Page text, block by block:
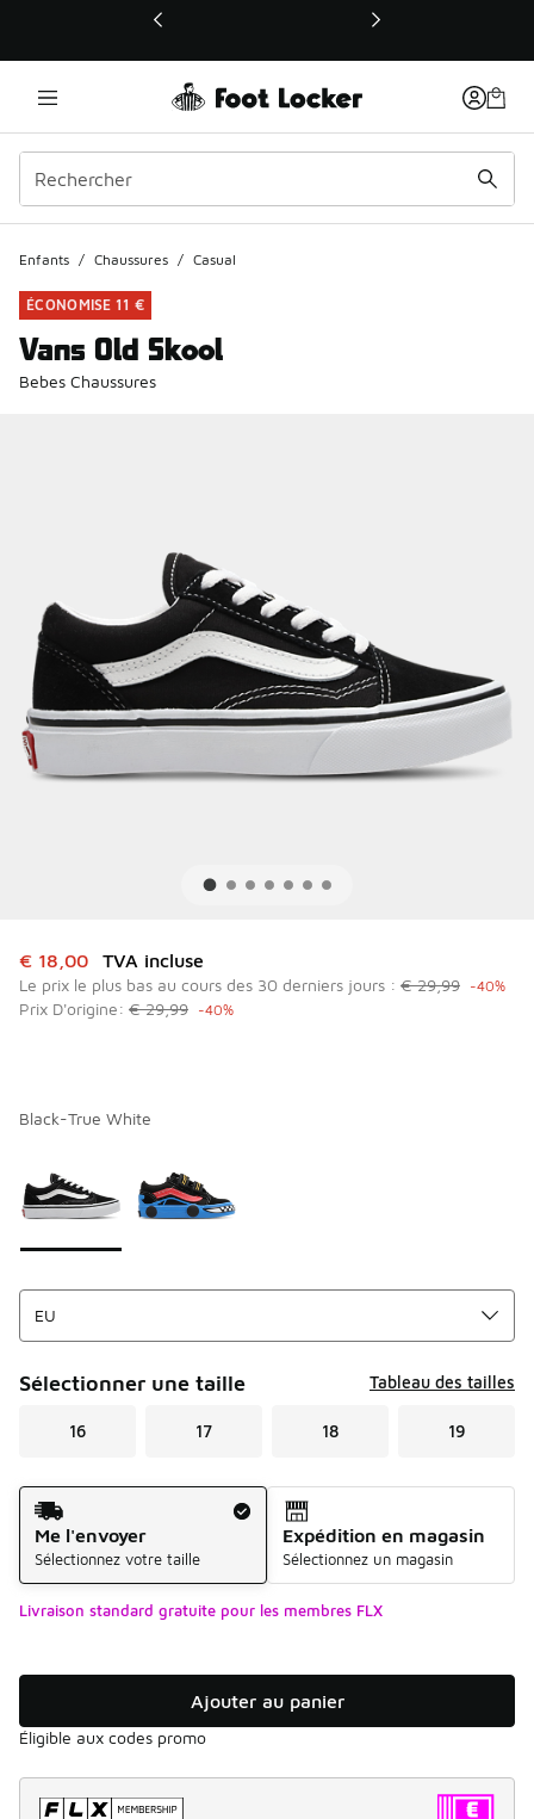
Ce lien ouvrira une nouvelle fenêtre
Enfants / Chaussures / Casual
ÉCONOMISE 11 €
Vans Old Skool
Bebes Chaussures
Cet article est en promotion. Prix en baisse de à € 18,00
€ 18,00 TVA incluse
Le prix le plus bas au cours des 30 derniers jours : € 29,99 -40%
Prix D'origine: € 29,99 -40%
Black-True White
Sélectionner une taille Tableau des tailles
16 17 18 19
Mode d'expédition
Me l'envoyer
Sélectionnez votre taille
Expédition en magasin
Sélectionnez un magasin
Livraison standard gratuite pour les membres FLX
Ajouter au panier
Éligible aux codes promo